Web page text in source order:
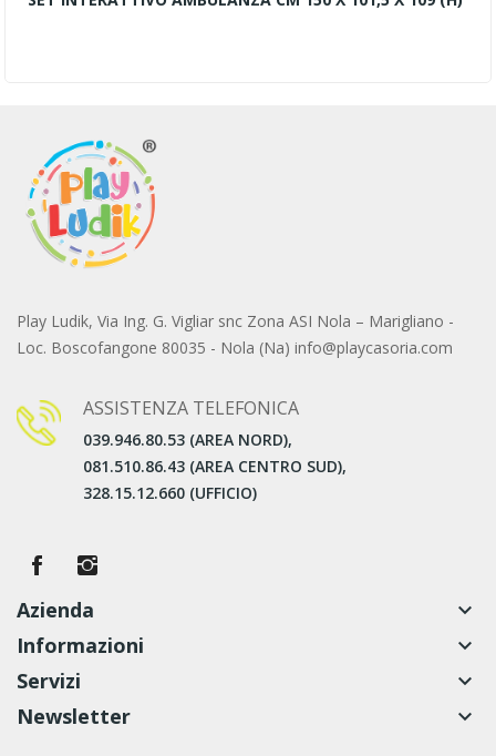
Play Ludik, Via Ing. G. Vigliar snc Zona ASI Nola – Marigliano -
Loc. Boscofangone 80035 - Nola (Na) info@playcasoria.com
ASSISTENZA TELEFONICA
039.946.80.53 (AREA NORD),
081.510.86.43 (AREA CENTRO SUD),
328.15.12.660 (UFFICIO)
Azienda
keyboard_arrow_down
Informazioni
keyboard_arrow_down
Servizi
keyboard_arrow_down
Newsletter
keyboard_arrow_down